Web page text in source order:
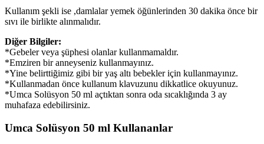
Kullanım şekli ise ,damlalar yemek öğünlerinden 30 dakika önce bir
sıvı ile birlikte alınmalıdır.
Diğer Bilgiler:
*Gebeler veya şüphesi olanlar kullanmamaldır.
*Emziren bir anneyseniz kullanmayınız.
*Yine belirttiğimiz gibi bir yaş altı bebekler için kullanmayınız.
*Kullanmadan önce kullanum klavuzunu dikkatlice okuyunuz.
*Umca Solüsyon 50 ml açtıktan sonra oda sıcaklığında 3 ay
muhafaza edebilirsiniz.
Umca Solüsyon 50 ml Kullananlar